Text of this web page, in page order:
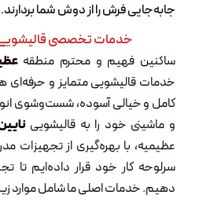
جابه‌جایی فرش را از دوش شما بردارند.
خدمات تخصصی قالیشویی
ساکنین فهیم و محترم منطقه
خدمات قالیشویی متمایز و حرفه‌ای
کامل و خیالی آسوده، شست‌وشوی
و ماشینی خود را به قالیشویی
عظیمیه، با بهره‌گیری از تجهیزات
سرلوحه کار خود قرار داده‌ایم تا
دهیم. خدمات اصلی ما شامل موارد